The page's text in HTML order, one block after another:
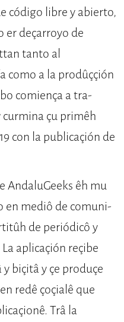
código libre y abierto,
er deçarroyo de
tanto al
como a la prodûççión
comiença a tra­
curmina çu primêh
con la publicaçión de
AndaluGeeks êh mu
en mediô de comuni­
de periódicô y
aplicaçión reçibe
biçitâ y çe produçe
redê çoçialê que
Trâ la